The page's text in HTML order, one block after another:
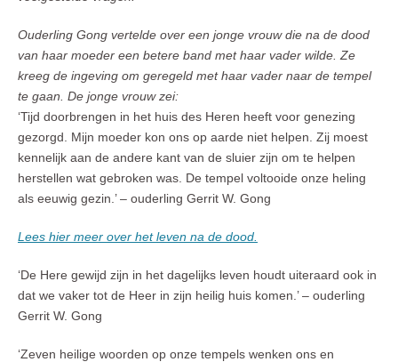
Ouderling Gong vertelde over een jonge vrouw die na de dood
van haar moeder een betere band met haar vader wilde. Ze
kreeg de ingeving om geregeld met haar vader naar de tempel
te gaan. De jonge vrouw zei:
‘Tijd doorbrengen in het huis des Heren heeft voor genezing
gezorgd. Mijn moeder kon ons op aarde niet helpen. Zij moest
kennelijk aan de andere kant van de sluier zijn om te helpen
herstellen wat gebroken was. De tempel voltooide onze heling
als eeuwig gezin.’ – ouderling Gerrit W. Gong
Lees hier meer over het leven na de dood.
‘De Here gewijd zijn in het dagelijks leven houdt uiteraard ook in
dat we vaker tot de Heer in zijn heilig huis komen.’ – ouderling
Gerrit W. Gong
‘Zeven heilige woorden op onze tempels wenken ons en